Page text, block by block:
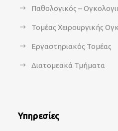
Παθολογικός –
Τομέας Χειρουργικής
Εργαστηριακός Τομέας
Διατομεακά Τμήματα
Υπηρεσίες